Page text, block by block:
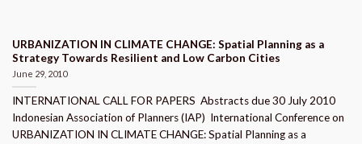
URBANIZATION IN CLIMATE CHANGE: Spatial Planning as a
Strategy Towards Resilient and Low Carbon Cities
June 29, 2010
INTERNATIONAL CALL FOR PAPERS  Abstracts due 30 July 2010
Indonesian Association of Planners (IAP)  International Conference on
URBANIZATION IN CLIMATE CHANGE: Spatial Planning as a